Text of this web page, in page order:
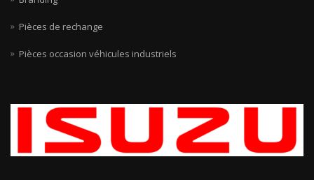
Pièces de rechange
Pièces occasion véhicules industriels